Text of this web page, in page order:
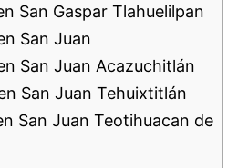
San Gaspar Tlahuelilpan
San Juan
San Juan Acazuchitlán
San Juan Tehuixtitlán
San Juan Teotihuacan de